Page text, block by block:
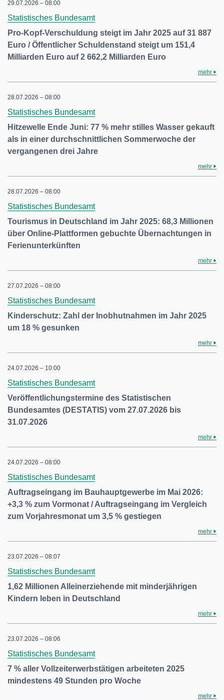
29.07.2026 – 08:00
Statistisches Bundesamt
Pro-Kopf-Verschuldung steigt im Jahr 2025 auf 31 887
Euro / Öffentlicher Schuldenstand steigt um 151,4
Milliarden Euro auf 2 662,2 Milliarden Euro
mehr
28.07.2026 – 08:00
Statistisches Bundesamt
Hitzewelle Ende Juni: 77 % mehr stilles Wasser gekauft
als in einer durchschnittlichen Sommerwoche der
vergangenen drei Jahre
mehr
28.07.2026 – 08:00
Statistisches Bundesamt
Tourismus in Deutschland im Jahr 2025: 68,3 Millionen
über Online-Plattformen gebuchte Übernachtungen in
Ferienunterkünften
mehr
27.07.2026 – 08:00
Statistisches Bundesamt
Kinderschutz: Zahl der Inobhutnahmen im Jahr 2025
um 18 % gesunken
mehr
24.07.2026 – 10:00
Statistisches Bundesamt
Veröffentlichungstermine des Statistischen
Bundesamtes (DESTATIS) vom 27.07.2026 bis
31.07.2026
mehr
24.07.2026 – 08:00
Statistisches Bundesamt
Auftragseingang im Bauhauptgewerbe im Mai 2026:
+3,3 % zum Vormonat / Auftragseingang im Vergleich
zum Vorjahresmonat um 3,5 % gestiegen
mehr
23.07.2026 – 08:07
Statistisches Bundesamt
1,62 Millionen Alleinerziehende mit minderjährigen
Kindern leben in Deutschland
mehr
23.07.2026 – 08:06
Statistisches Bundesamt
7 % aller Vollzeiterwerbstätigen arbeiteten 2025
mindestens 49 Stunden pro Woche
mehr